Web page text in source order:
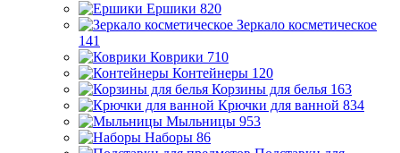
Ершики 820
Зеркало косметическое
141
Коврики 710
Контейнеры 120
Корзины для белья 163
Крючки для ванной 834
Мыльницы 953
Наборы 86